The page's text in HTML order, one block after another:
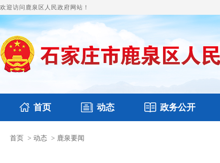
欢迎访问鹿泉区人民政府网站！
首页 动态
国务要闻
政务公开
本区文件
首页 > 动态 > 鹿泉要闻